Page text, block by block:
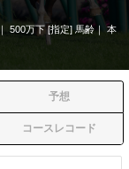
500万下 [指定] 馬齢
本
予想
コースレコード